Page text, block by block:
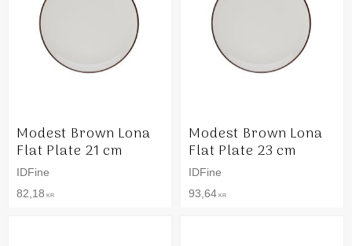
Modest Brown Lona
Flat Plate 21 cm
IDFine
82,18 KR
Modest Brown Lona
Flat Plate 23 cm
IDFine
93,64 KR